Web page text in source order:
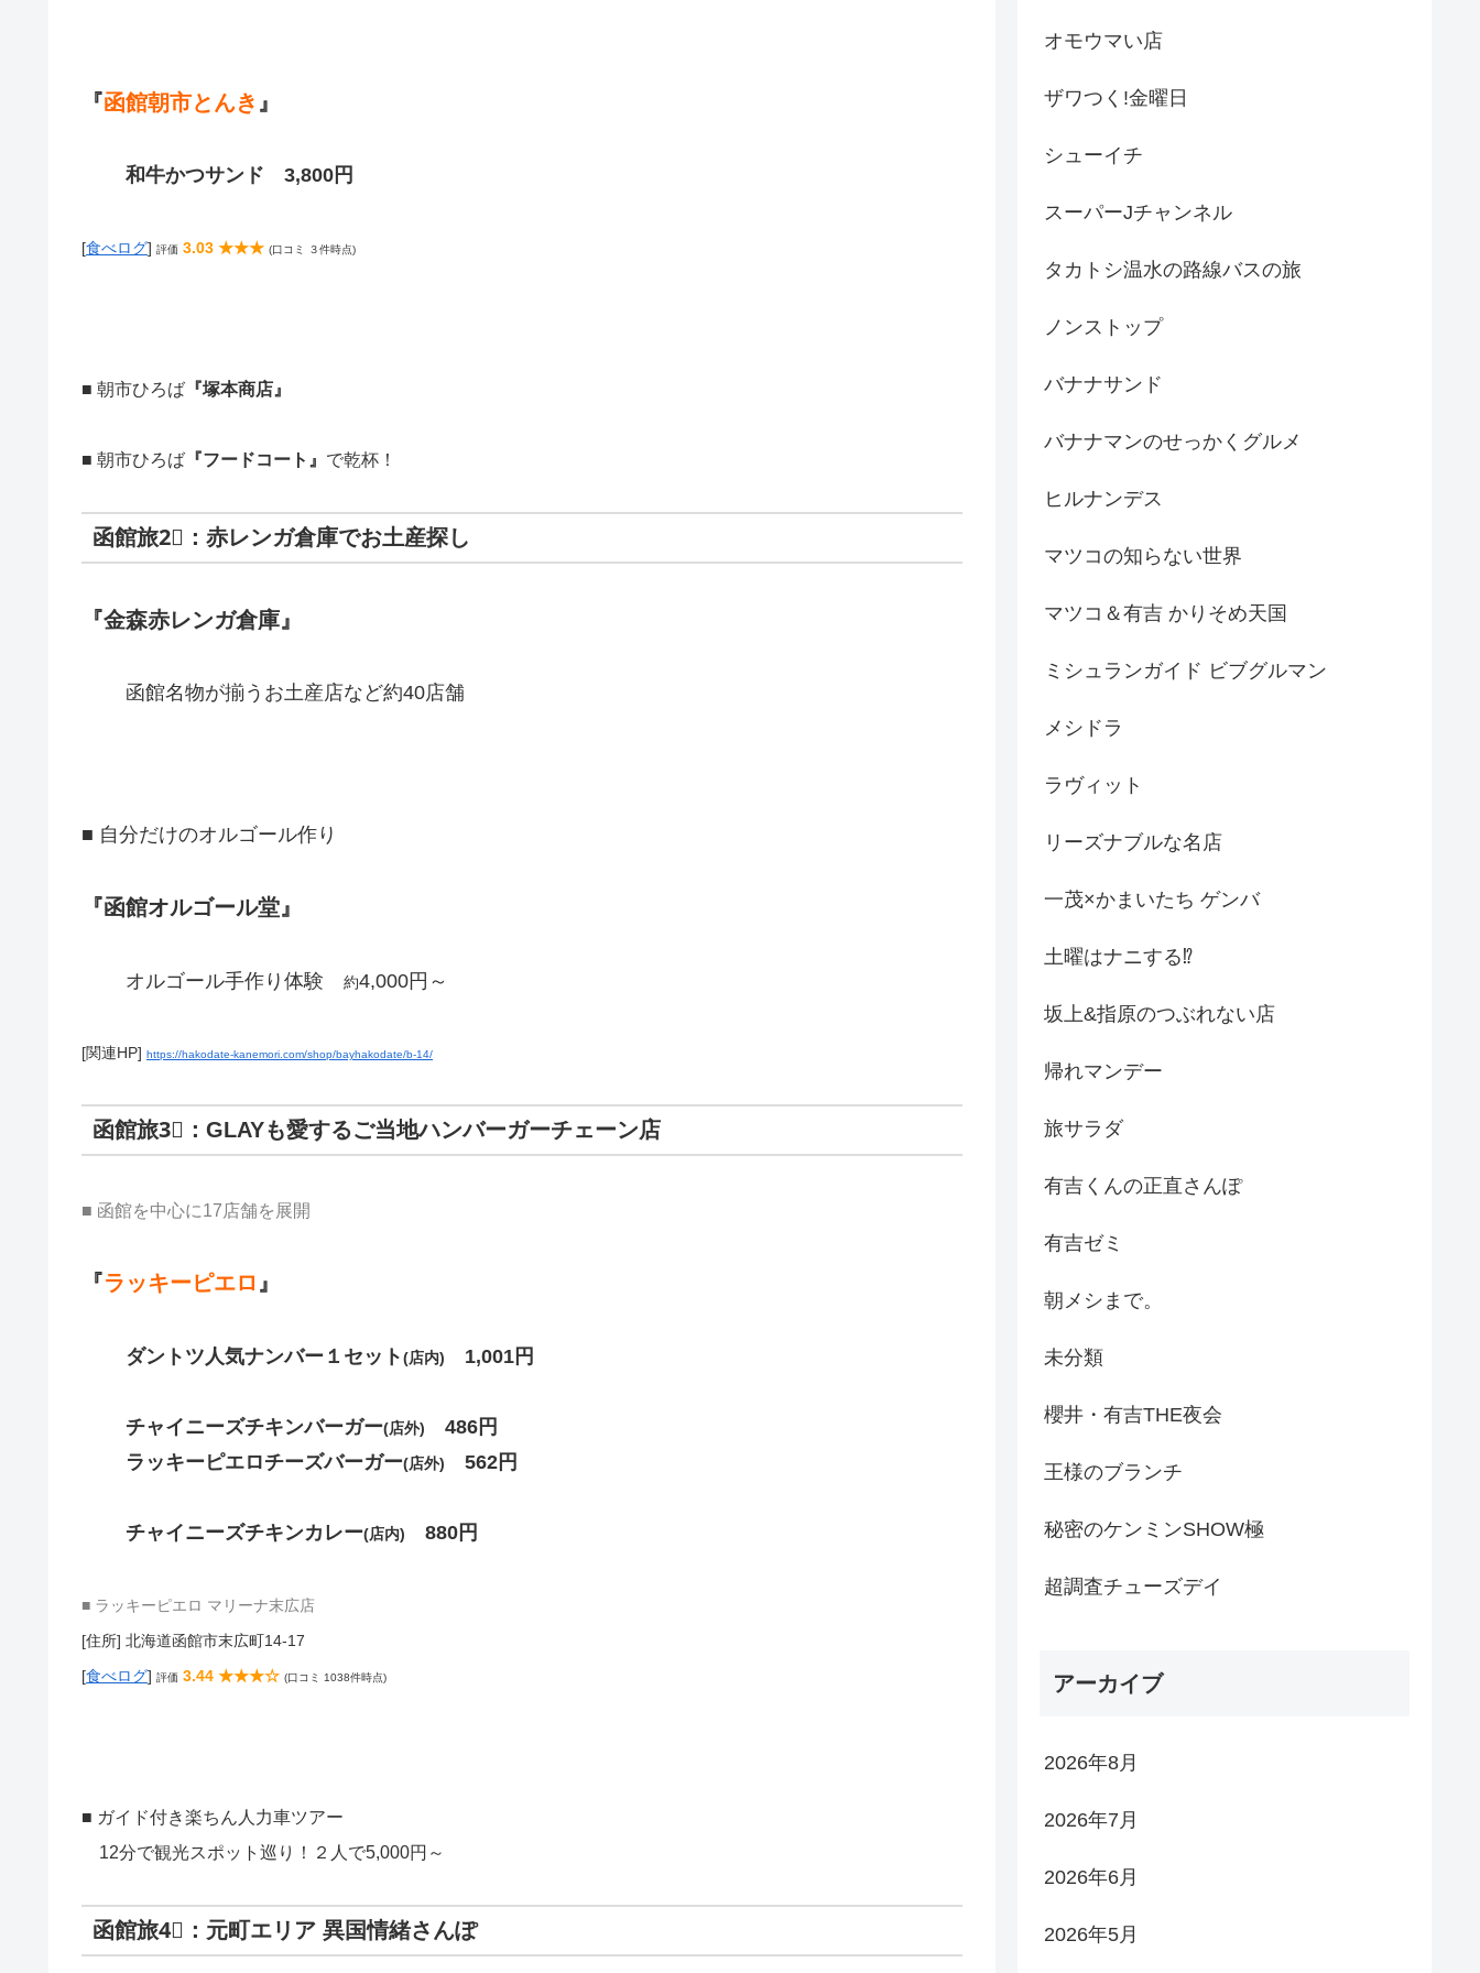
『函館朝市とんき 』
和牛かつサンド 3,800円
[食べログ] 評価 3.03 ★★★ (口コミ ３件時点)
■ 朝市ひろば 『塚本商店』
■ 朝市ひろば 『フードコート』 で乾杯！
函館旅2⃣：赤レンガ倉庫でお土産探し
『金森赤レンガ倉庫』
函館名物が揃うお土産店など約40店舗
■ 自分だけのオルゴール作り
『函館オルゴール堂』
オルゴール手作り体験 約4,000円～
[関連HP] https://hakodate-kanemori.com/shop/bayhakodate/b-14/
函館旅3⃣：GLAYも愛するご当地ハンバーガーチェーン店
■ 函館を中心に17店舗を展開
『ラッキーピエロ 』
ダントツ人気ナンバー１セット(店内) 1,001円
チャイニーズチキンバーガー(店外)
486円
ラッキーピエロチーズバーガー(店外) 562円
チャイニーズチキンカレー(店内) 880円
■ ラッキーピエロ マリーナ末広店
[住所] 北海道函館市末広町14-17
[食べログ] 評価 3.44 ★★★☆ (口コミ 1038件時点)
■ ガイド付き楽ちん人力車ツアー
12分で観光スポット巡り！２人で5,000円～
函館旅4⃣：元町エリア 異国情緒さんぽ
オモウマい店
ザワつく!金曜日
シューイチ
スーパーJチャンネル
タカトシ温水の路線バスの旅
ノンストップ
バナナサンド
バナナマンのせっかくグルメ
ヒルナンデス
マツコの知らない世界
マツコ＆有吉 かりそめ天国
ミシュランガイド ビブグルマン
メシドラ
ラヴィット
リーズナブルな名店
一茂×かまいたち ゲンバ
土曜はナニする⁉
坂上&指原のつぶれない店
帰れマンデー
旅サラダ
有吉くんの正直さんぽ
有吉ゼミ
朝メシまで。
未分類
櫻井・有吉THE夜会
王様のブランチ
秘密のケンミンSHOW極
超調査チューズデイ
アーカイブ
2026年8月
2026年7月
2026年6月
2026年5月